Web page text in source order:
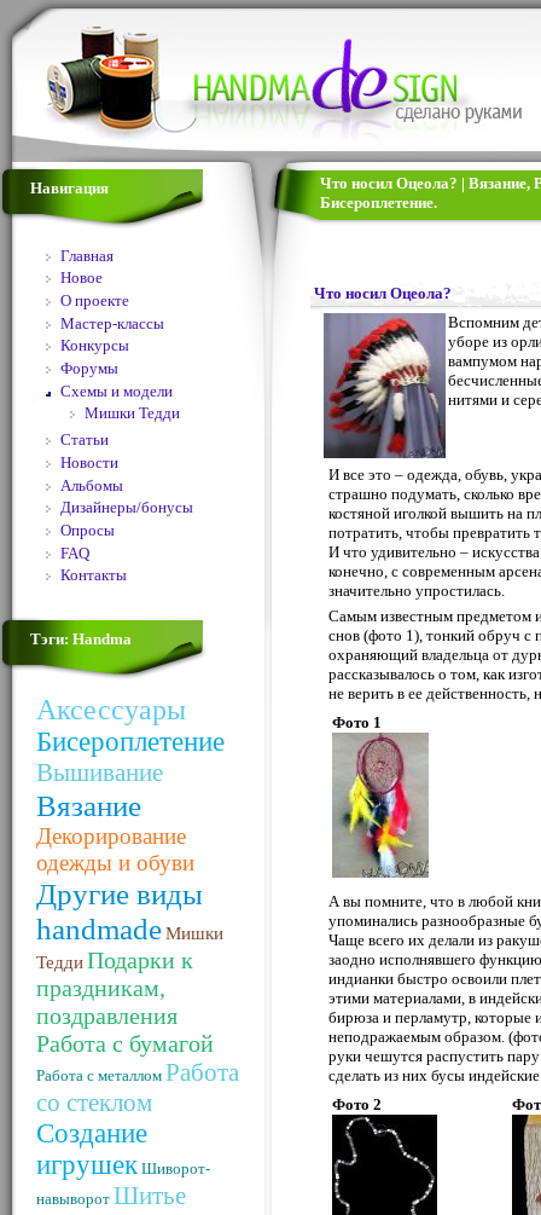
Навигация
Главная
Новое
О проекте
Мастер-классы
Конкурсы
Форумы
Схемы и модели
Мишки Тедди
Статьи
Новости
Альбомы
Дизайнеры/бонусы
Опросы
FAQ
Контакты
Тэги: Handma
Аксессуары
Бисероплетение
Вышивание
Вязание
Декорирование
одежды и обуви
Другие виды
handmadeМишки
ТеддиПодарки к
праздникам,
поздравления
Работа с бумагой
Работа с металлом Работа
со стеклом
Создание
игрушек Шиворот-
навыворот Шитье
Что носил Оцеола? |
Бисероплетение.
Что носил Оцеола?
Вспомним
уборе из
вампумом
нитями и
И все это – одежда, обувь,
страшно подумать, сколько
костяной иголкой вышить на
потратить, чтобы превратить
И что удивительно –
конечно, с современным
значительно упростилась.
Самым известным предметом
снов (фото 1), тонкий обруч с
охраняющий владельца от
рассказывалось о том, как
не верить в ее
Фото 1
А вы помните, что в любой
упоминались разнообразные
Чаще всего их делали из
заодно исполнявшего
индианки быстро освоили
этими материалами, в
бирюза и перламутр, которые
неподражаемым образом.
руки чешутся распустить
сделать из них бусы
Фото 2